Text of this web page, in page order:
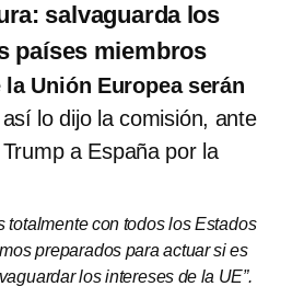
salvaguarda los
países miembros
Unión Europea serán
lo dijo la comisión, ante
a España por la
totalmente con todos los Estados
preparados para actuar si es
los intereses de la UE”.